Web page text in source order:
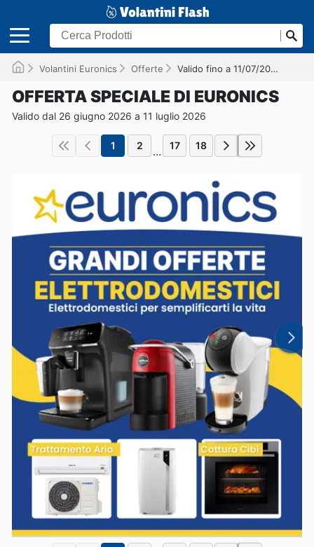
Volantini Euronics Offerte Valido fino a 11/07/2026
OFFERTA SPECIALE DI EURONICS
Valido dal 26 giugno 2026 a 11 luglio 2026
1 2 ... 17 18